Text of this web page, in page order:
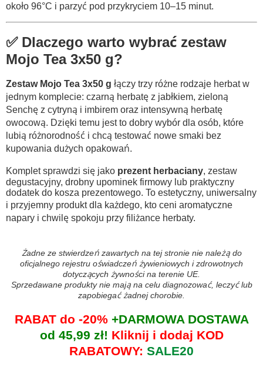
około 96°C i parzyć pod przykryciem 10–15 minut.
✅ Dlaczego warto wybrać zestaw
Mojo Tea 3x50 g?
Zestaw Mojo Tea 3x50 g łączy trzy różne rodzaje herbat w
jednym komplecie: czarną herbatę z jabłkiem, zieloną
Senchę z cytryną i imbirem oraz intensywną herbatę
owocową. Dzięki temu jest to dobry wybór dla osób, które
lubią różnorodność i chcą testować nowe smaki bez
kupowania dużych opakowań.
Komplet sprawdzi się jako prezent herbaciany, zestaw
degustacyjny, drobny upominek firmowy lub praktyczny
dodatek do kosza prezentowego. To estetyczny, uniwersalny
i przyjemny produkt dla każdego, kto ceni aromatyczne
napary i chwilę spokoju przy filiżance herbaty.
Żadne ze stwierdzeń zawartych na tej stronie nie należą do
oficjalnego rejestru oświadczeń żywieniowych i zdrowotnych
dotyczących żywności na terenie UE.
Sprzedawane produkty nie mają na celu diagnozować, leczyć lub
zapobiegać żadnej chorobie.
RABAT do -20%+DARMOWA DOSTAWA
od 45,99 zł! Kliknij i dodaj KOD
RABATOWY: SALE20